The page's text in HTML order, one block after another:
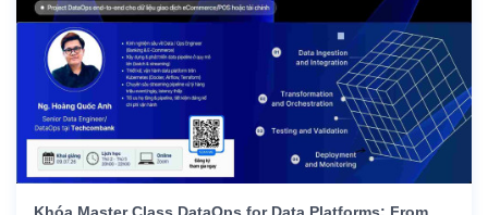
Khóa Master Class DataOps for Data Platforms: From